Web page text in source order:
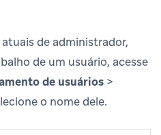
de administrador,
de um usuário, acesse
de usuários >
o nome dele.